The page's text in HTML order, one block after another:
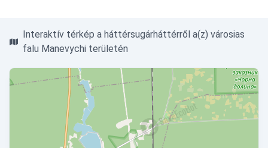
Interaktív térkép a háttérsugárháttérről a(z) városias
falu Manevychi területén